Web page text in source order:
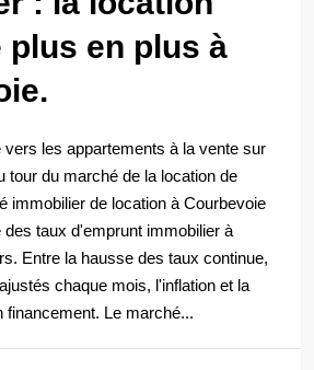
plus en plus à
vers les appartements à la vente sur
tour du marché de la location de
immobilier de location à Courbevoie
des taux d'emprunt immobilier à
Entre la hausse des taux continue,
chaque mois, l'inflation et la
financement. Le marché...